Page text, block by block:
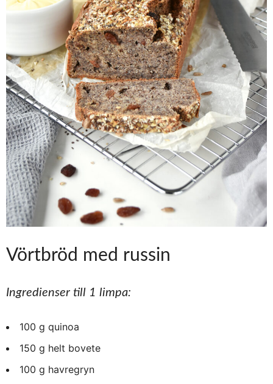
Vörtbröd med russin
Ingredienser till 1 limpa:
100 g quinoa
150 g helt bovete
100 g havregryn